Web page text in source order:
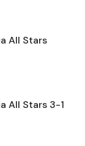
All Stars
All Stars 3-1